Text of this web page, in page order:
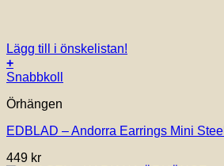
Lägg till i önskelistan!
+
Snabbkoll
Örhängen
EDBLAD – Andorra Earrings Mini Steel
449 kr